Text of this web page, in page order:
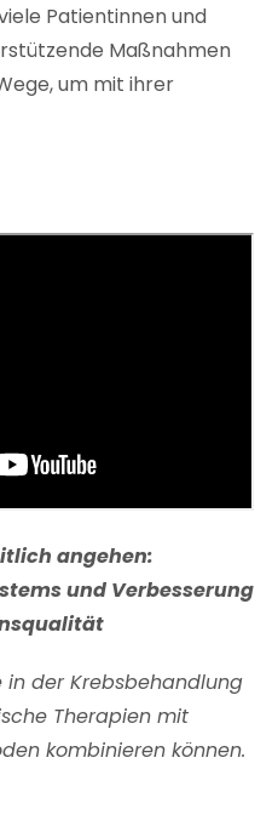
Patientinnen und
Maßnahmen
um mit ihrer
angehen:
und Verbesserung
der Krebsbehandlung
Therapien mit
kombinieren können.